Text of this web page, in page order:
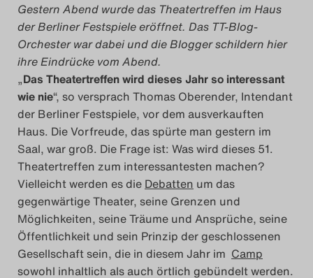
Das Theatertreffen-Blog
2021
Das Theatertreffen-Blog
2022
Das Theatertreffen-Blog
2023
Das Theatertreffen-Blog
2024
Das Theatertreffen-Blog
Gestern Abend wurde das Theatertreffen im Haus
der Berliner Festspiele eröffnet. Das TT-Blog-
Orchester war dabei und die Blogger schildern hier
ihre Eindrücke vom Abend.
„Das Theatertreffen wird dieses Jahr so interessant
wie nie“, so versprach Thomas Oberender, Intendant
der Berliner Festspiele, vor dem ausverkauften
Haus. Die Vorfreude, das spürte man gestern im
Saal, war groß. Die Frage ist: Was wird dieses 51.
Theatertreffen zum interessantesten machen?
Vielleicht werden es die Debatten um das
gegenwärtige Theater, seine Grenzen und
Möglichkeiten, seine Träume und Ansprüche, seine
Öffentlichkeit und sein Prinzip der geschlossenen
Gesellschaft sein, die in diesem Jahr im Camp
sowohl inhaltlich als auch örtlich gebündelt werden.